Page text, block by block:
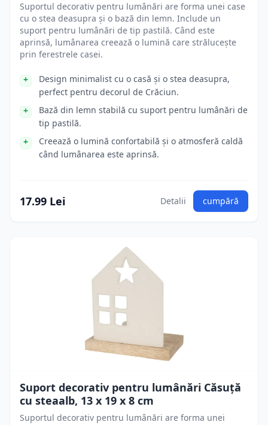
Suportul decorativ pentru lumânări are forma unei case
cu o stea deasupra și o bază din lemn. Include un
suport pentru lumânări de tip pastilă. Când este
aprinsă, lumânarea creează o lumină care strălucește
prin ferestrele casei.
Design minimalist cu o casă și o stea deasupra,
perfect pentru decorul de Crăciun.
Bază din lemn stabilă cu suport pentru lumânări de
tip pastilă.
Creează o lumină confortabilă și o atmosferă caldă
când lumânarea este aprinsă.
17.99 Lei Detalii cumpără
Suport decorativ pentru lumânări Căsuță
cu steaalb, 13 x 19 x 8 cm
Suportul decorativ pentru lumânări are forma unei